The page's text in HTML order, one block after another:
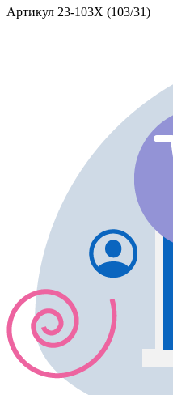
Артикул 23-103X (103/31)